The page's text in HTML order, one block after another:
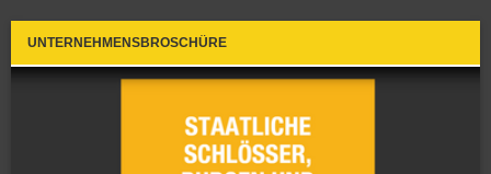
UNTERNEHMENSBROSCHÜRE